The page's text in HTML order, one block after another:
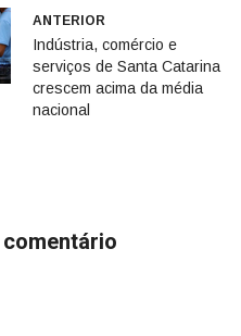
ANTERIOR
Indústria, comércio e
serviços de Santa Catarina
crescem acima da média
nacional